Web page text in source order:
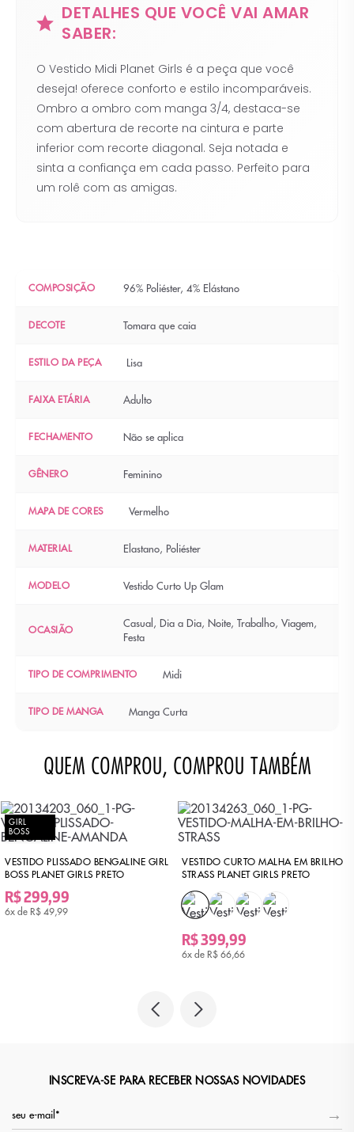
DETALHES QUE VOCÊ VAI AMAR
SABER:
O Vestido Midi Planet Girls é a peça que você
deseja! oferece conforto e estilo incomparáveis.
Ombro a ombro com manga 3/4, destaca-se
com abertura de recorte na cintura e parte
inferior com recorte diagonal. Seja notada e
sinta a confiança em cada passo. Perfeito para
um rolê com as amigas.
COMPOSIÇÃO 96% Poliéster, 4% Elástano
DECOTE Tomara que caia
ESTILO DA PEÇA Lisa
FAIXA ETÁRIA Adulto
FECHAMENTO Não se aplica
GÊNERO Feminino
MAPA DE CORES Vermelho
MATERIAL Elastano, Poliéster
MODELO Vestido Curto Up Glam
OCASIÃO
Casual, Dia a Dia, Noite, Trabalho, Viagem,
Festa
TIPO DE COMPRIMENTO Midi
TIPO DE MANGA Manga Curta
QUEM COMPROU, COMPROU TAMBÉM
GIRL
BOSS
VESTIDO PLISSADO BENGALINE GIRL
BOSS PLANET GIRLS PRETO
R$ 299,99
6x de R$ 49,99
VESTIDO CURTO MALHA EM BRILHO
STRASS PLANET GIRLS PRETO
R$ 399,99
6x de R$ 66,66
INSCREVA-SE PARA RECEBER NOSSAS NOVIDADES